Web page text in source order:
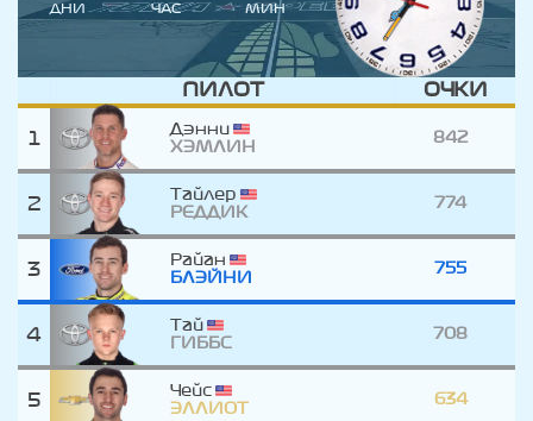
ДНИ ЧАС МИН
ПИЛОТ ОЧКИ
1
Дэнни
ХЭМЛИН
842
2
Тайлер
РЕДДИК
774
3
Райан
БЛЭЙНИ
755
4
Тай
ГИББС
708
5
Чейс
ЭЛЛИОТ
634